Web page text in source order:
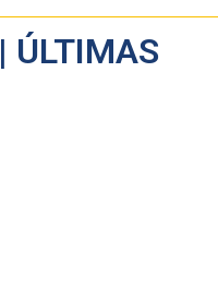
| ÚLTIMAS